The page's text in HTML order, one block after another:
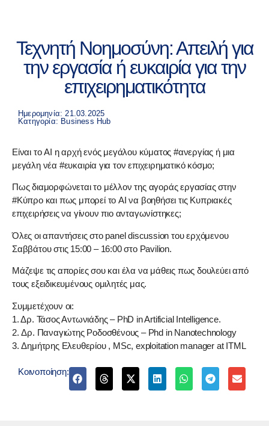
Τεχνητή Νοημοσύνη: Απειλή για
την εργασία ή ευκαιρία για την
επιχειρηματικότητα
Ημερομηνία: 21.03.2025
Κατηγορία: Business Hub
Είναι το AI η αρχή ενός μεγάλου κύματος #ανεργίας ή μια
μεγάλη νέα #ευκαιρία για τον επιχειρηματικό κόσμο;
Πως διαμορφώνεται το μέλλον της αγοράς εργασίας στην
#Κύπρο και πως μπορεί το AI να βοηθήσει τις Κυπριακές
επιχειρήσεις να γίνουν πιο ανταγωνίστηκες;
Όλες οι απαντήσεις στο panel discussion του ερχόμενου
Σαββάτου στις 15:00 – 16:00 στο Pavilion.
Μάζεψε τις απορίες σου και έλα να μάθεις πως δουλεύει από
τους εξειδικευμένους ομιλητές μας.
Συμμετέχουν οι:
1. Δρ. Τάσος Αντωνιάδης – PhD in Artificial Intelligence.
2. Δρ. Παναγιώτης Ροδοσθένους – Phd in Nanotechnology
3. Δημήτρης Ελευθερίου , MSc, exploitation manager at ITML
Κοινοποίηση: